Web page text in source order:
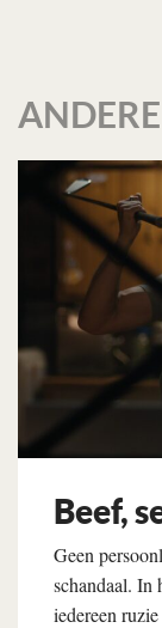
Beef,
Geen
schandaal. In
iedereen